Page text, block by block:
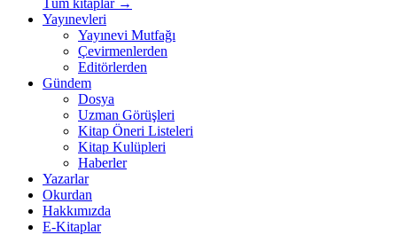
Yayınevleri
Yayınevi Mutfağı
Çevirmenlerden
Editörlerden
Gündem
Dosya
Uzman Görüşleri
Kitap Öneri Listeleri
Kitap Kulüpleri
Haberler
Yazarlar
Okurdan
Hakkımızda
E-Kitaplar